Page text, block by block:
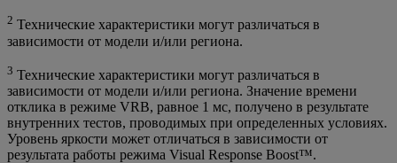
2 Технические характеристики могут различаться в
зависимости от модели и/или региона.
3 Технические характеристики могут различаться в
зависимости от модели и/или региона. Значение времени
отклика в режиме VRB, равное 1 мс, получено в результате
внутренних тестов, проводимых при определенных условиях.
Уровень яркости может отличаться в зависимости от
результата работы режима Visual Response Boost™.